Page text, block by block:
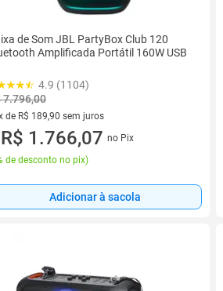
de Som JBL PartyBox Club 120
Amplificada Portátil 160W USB
4.9 (1104)
7.796,00
de R$ 189,90 sem juros
vez de R$ 189,90 sem juros
R$ 1.766,07 no Pix
de desconto no pix)
Adicionar à sacola